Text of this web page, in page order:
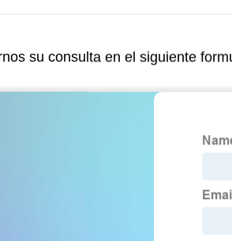
su consulta en el siguiente